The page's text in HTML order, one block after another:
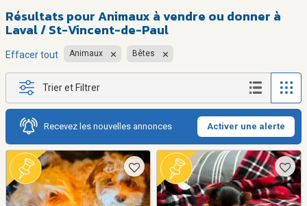
Résultats pourAnimaux à vendre ou donner à
Laval / St-Vincent-de-Paul
Effacer tout Animaux Bêtes
Trier et Filtrer
Recevez les nouvelles annonces Activer une alerte